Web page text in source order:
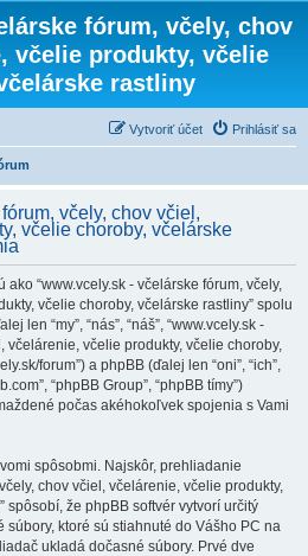
fórum, včely, chov
včelie produkty, včelie
rastliny
Prihlásiť sa
Vytvoriť účet
včely, chov včiel,
včelie choroby, včelárske
“www.vcely.sk - včelárske fórum, včely,
včelie choroby, včelárske rastliny” spolu
len “my”, “nás”, “náš”, “www.vcely.sk -
včelárenie, včelie produkty, včelie choroby,
forum”) a phpBB (ďalej len “oni”, “ich”,
“phpBB Group”, “phpBB tímy”)
počas akéhokoľvek spojenia s Vami
spôsobmi. Najskôr, prehliadanie
chov včiel, včelárenie, včelie produkty,
spôsobí, že phpBB softvér vytvorí určitý
súbory, ktoré sú stiahnuté do Vášho PC na
ukladá dočasné súbory. Prvé dve